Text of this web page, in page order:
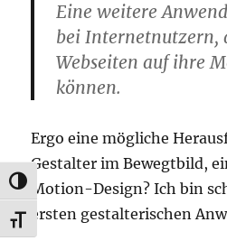
UMSCHALTEN AUF HOHE
SCHRIFT VERGRÖSSERN
Eine weitere
bei Internetnutzern,
Webseiten auf ihre
können.
Ergo eine mögliche
Gestalter im Bewegtbild,
Motion-Design? Ich bin
ersten gestalterischen